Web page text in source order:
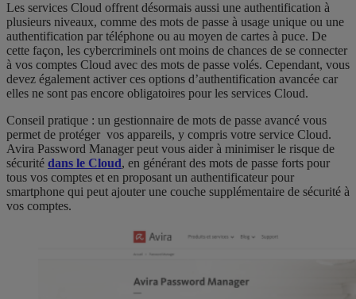
Les services Cloud offrent désormais aussi une authentification à
plusieurs niveaux, comme des mots de passe à usage unique ou une
authentification par téléphone ou au moyen de cartes à puce. De
cette façon, les cybercriminels ont moins de chances de se connecter
à vos comptes Cloud avec des mots de passe volés. Cependant, vous
devez également activer ces options d’authentification avancée car
elles ne sont pas encore obligatoires pour les services Cloud.
Conseil pratique : un gestionnaire de mots de passe avancé vous
permet de protéger vos appareils, y compris votre service Cloud.
Avira Password Manager peut vous aider à minimiser le risque de
sécurité dans le Cloud, en générant des mots de passe forts pour
tous vos comptes et en proposant un authentificateur pour
smartphone qui peut ajouter une couche supplémentaire de sécurité à
vos comptes.